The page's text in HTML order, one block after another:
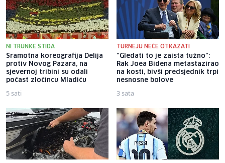
NI TRUNKE STIDA
Sramotna koreografija Delija
protiv Novog Pazara, na
sjevernoj tribini su odali
počast zločincu Mladiću
5 sati
TURNEJU NEĆE OTKAZATI
"Gledati to je zaista tužno":
Rak Joea Bidena metastazirao
na kosti, bivši predsjednik trpi
nesnosne bolove
3 sata